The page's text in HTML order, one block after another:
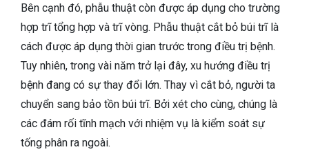
Bên cạnh đó, phẫu thuật còn được áp dụng cho trường
hợp trĩ tổng hợp và trĩ vòng. Phẫu thuật cắt bỏ búi trĩ là
cách được áp dụng thời gian trước trong điều trị bệnh.
Tuy nhiên, trong vài năm trở lại đây, xu hướng điều trị
bệnh đang có sự thay đổi lớn. Thay vì cắt bỏ, người ta
chuyển sang bảo tồn búi trĩ. Bởi xét cho cùng, chúng là
các đám rối tĩnh mạch với nhiệm vụ là kiểm soát sự
tống phân ra ngoài.